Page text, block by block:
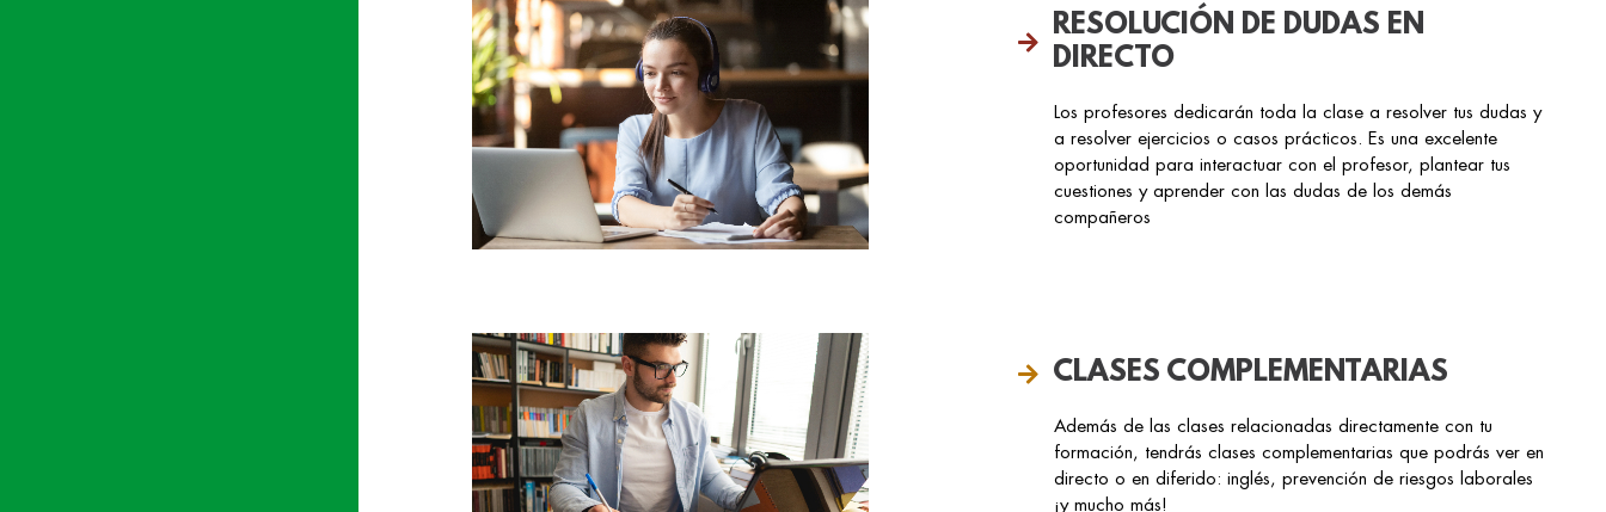
RESOLUCIÓN DE DUDAS EN
DIRECTO
Los profesores dedicarán toda la clase a resolver tus dudas y
a resolver ejercicios o casos prácticos. Es una excelente
oportunidad para interactuar con el profesor, plantear tus
cuestiones y aprender con las dudas de los demás
compañeros
CLASES COMPLEMENTARIAS
Además de las clases relacionadas directamente con tu
formación, tendrás clases complementarias que podrás ver en
directo o en diferido: inglés, prevención de riesgos laborales
¡y mucho más!